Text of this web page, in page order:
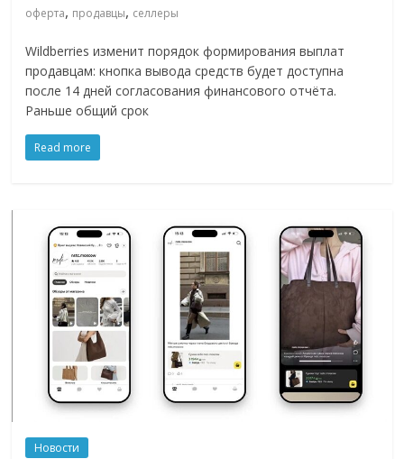
технологиях,
Нам
важно,
как
знать
как
Сеть
жизнь
людей
обсудить
изменения
читателем.
оферта, продавцы, селлеры
Wildberries изменит порядок формирования выплат
продавцам: кнопка вывода средств будет доступна
после 14 дней согласования финансового отчёта.
Раньше общий срок
Read more
Новости